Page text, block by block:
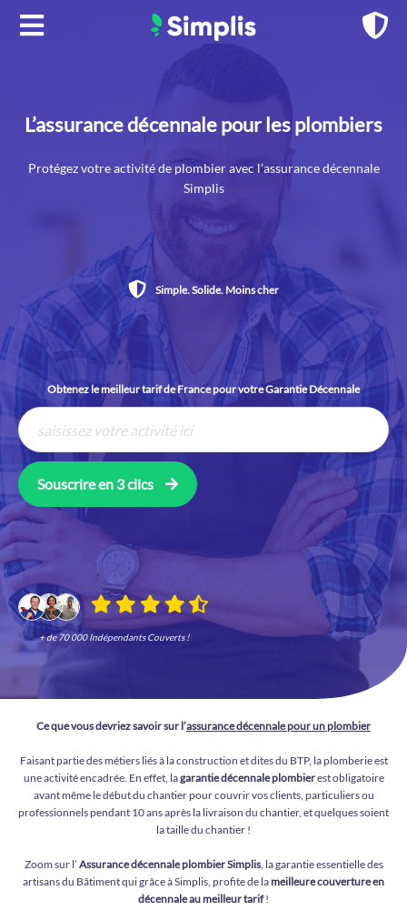
Aller
L’assurance décennale pour les plombiers
Protégez votre activité de plombier avec l’assurance décennale
Simplis
Simple. Solide. Moins cher
Obtenez le meilleur tarif de France pour votre Garantie Décennale
Souscrire en 3 clics
+ de 70 000 Indépendants Couverts !
Ce que vous devriez savoir sur l’assurance décennale pour un plombier
Faisant partie des métiers liés à la construction et dites du BTP, la plomberie est
une activité encadrée. En effet, lagarantie décennale plombierest obligatoire
avant même le début du chantier pour couvrir vos clients, particuliers ou
professionnels pendant 10 ans après la livraison du chantier, et quelques soient
la taille du chantier !
Zoom sur l’ Assurance décennale plombier Simplis, la garantie essentielle des
artisans du Bâtiment qui grâce à Simplis, profite de lameilleure couverture en
décennale au meilleur tarif!